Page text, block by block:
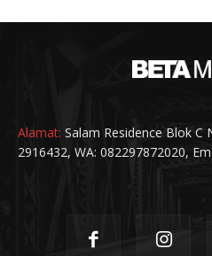
Alamat: Salam Residence Blok C
2916432, WA: 082297872020,